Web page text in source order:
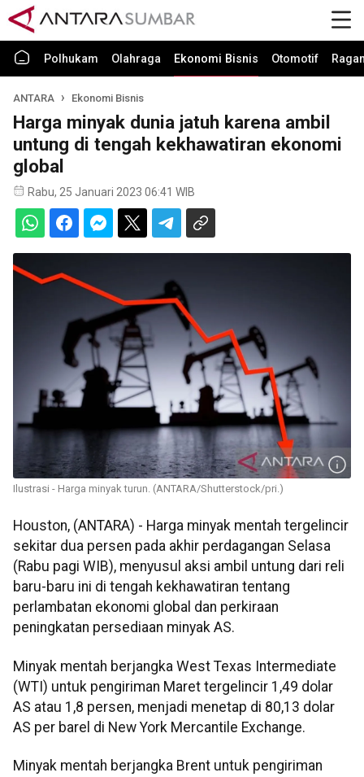
Polhukam Olahraga Ekonomi Bisnis Otomotif
ANTARA Ekonomi Bisnis
Harga minyak dunia jatuh karena ambil
untung di tengah kekhawatiran ekonomi
global
Rabu, 25 Januari 2023 06:41 WIB
Ilustrasi - Harga minyak turun. (ANTARA/Shutterstock/pri.)
Houston, (ANTARA) - Harga minyak mentah tergelincir
sekitar dua persen pada akhir perdagangan Selasa
(Rabu pagi WIB), menyusul aksi ambil untung dari reli
baru-baru ini di tengah kekhawatiran tentang
perlambatan ekonomi global dan perkiraan
peningkatan persediaan minyak AS.
Minyak mentah berjangka West Texas Intermediate
(WTI) untuk pengiriman Maret tergelincir 1,49 dolar
AS atau 1,8 persen, menjadi menetap di 80,13 dolar
AS per barel di New York Mercantile Exchange.
Minyak mentah berjangka Brent untuk pengiriman